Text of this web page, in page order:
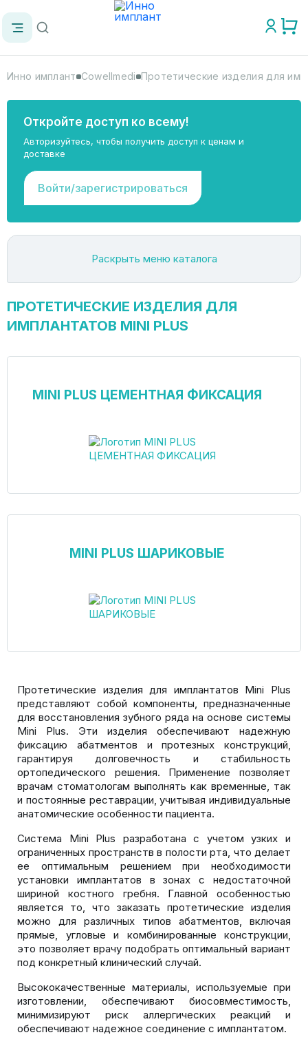
Инно имплант Cowellmedi Протетические изделия для
Откройте доступ ко всему!
Авторизуйтесь, чтобы получить доступ к ценам и
доставке
Войти/зарегистрироваться
Раскрыть меню каталога
ПРОТЕТИЧЕСКИЕ ИЗДЕЛИЯ ДЛЯ
ИМПЛАНТАТОВ MINI PLUS
MINI PLUS ЦЕМЕНТНАЯ ФИКСАЦИЯ
MINI PLUS ШАРИКОВЫЕ
Протетические изделия для имплантатов Mini Plus
представляют собой компоненты, предназначенные
для восстановления зубного ряда на основе системы
Mini Plus. Эти изделия обеспечивают надежную
фиксацию абатментов и протезных конструкций,
гарантируя долговечность и стабильность
ортопедического решения. Применение позволяет
врачам стоматологам выполнять как временные, так
и постоянные реставрации, учитывая индивидуальные
анатомические особенности пациента.
Система Mini Plus разработана с учетом узких и
ограниченных пространств в полости рта, что делает
ее оптимальным решением при необходимости
установки имплантатов в зонах с недостаточной
шириной костного гребня. Главной особенностью
является то, что заказать протетические изделия
можно для различных типов абатментов, включая
прямые, угловые и комбинированные конструкции,
это позволяет врачу подобрать оптимальный вариант
под конкретный клинический случай.
Высококачественные материалы, используемые при
изготовлении, обеспечивают биосовместимость,
минимизируют риск аллергических реакций и
обеспечивают надежное соединение с имплантатом.